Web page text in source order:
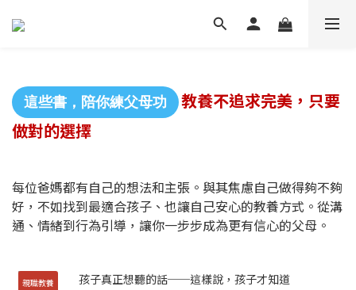
這些書，陪你練父母功
教養不追求完美，只要
做對的選擇
每位爸媽都有自己的想法和主張。與其焦慮自己做得夠不夠
好，不如找到最適合孩子、也讓自己安心的教養方式。從溝
通、情緒到行為引導，讓你一步步成為更有信心的父母。
親職教養